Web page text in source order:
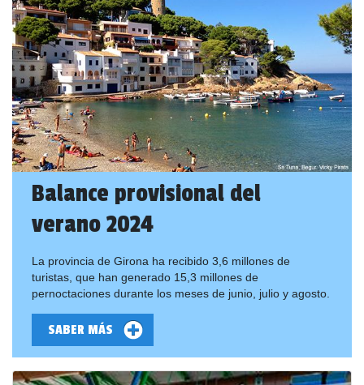
Balance provisional del
verano 2024
La provincia de Girona ha recibido 3,6 millones de
turistas, que han generado 15,3 millones de
pernoctaciones durante los meses de junio, julio y agosto.
SABER MÁS